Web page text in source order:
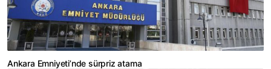
Ankara Emniyeti’nde sürpriz atama